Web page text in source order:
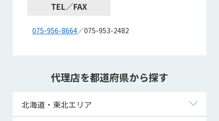
TEL／FAX
075-956-8664／075-953-2482
代理店を都道府県から探す
北海道・東北エリア